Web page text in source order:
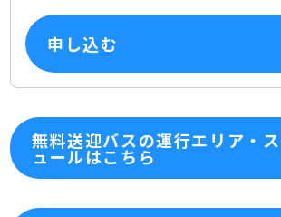
申し込む
無料送迎バスの運行エリア・
ュールはこちら